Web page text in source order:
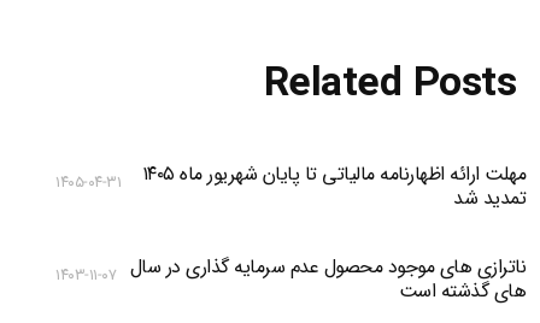
Related Posts
مهلت ارائه اظهارنامه مالیاتی تا پایان شهریور ماه ۱۴۰۵
تمدید شد
۱۴۰۵-۰۴-۳۱
ناترازی های موجود محصول عدم سرمایه گذاری در سال
های گذشته است
۱۴۰۳-۱۱-۰۷